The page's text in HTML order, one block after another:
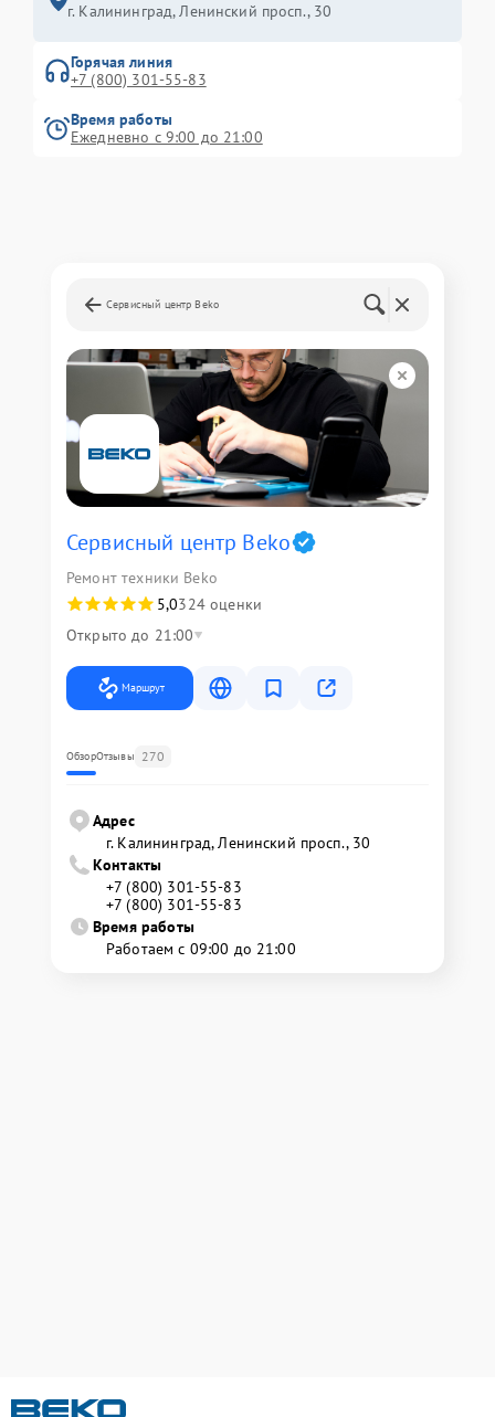
г. Калининград, Ленинский просп., 30
Горячая линия
+7 (800) 301-55-83
Время работы
Ежедневно с 9:00 до 21:00
Сервисный центр Beko
Сервисный центр Beko
Ремонт техники Beko
5,0324 оценки
Открыто до 21:00
Маршрут
ОбзорОтзывы 270
Адрес
г. Калининград, Ленинский просп., 30
Контакты
+7 (800) 301-55-83
+7 (800) 301-55-83
Время работы
Работаем с 09:00 до 21:00